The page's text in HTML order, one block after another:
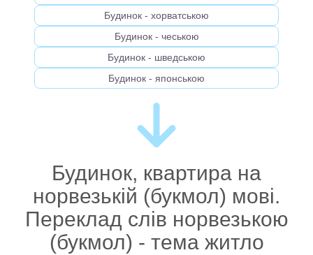
Будинок - хорватською
Будинок - чеською
Будинок - шведською
Будинок - японською
Будинок, квартира на
норвезькій (букмол) мові.
Переклад слів норвезькою
(букмол) - тема житло